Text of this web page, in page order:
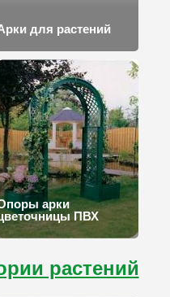
для растений
арки
ПВХ
растений